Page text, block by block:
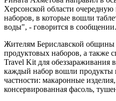
Херсонской области
наборов, в которые вошли
воды", - говорится в сообщении.
Жителям Бериславской общины
продуктовых наборов, а также
Travel Kit для
каждый набор вошли продукты
частности: макаронные
консервированная фасоль,